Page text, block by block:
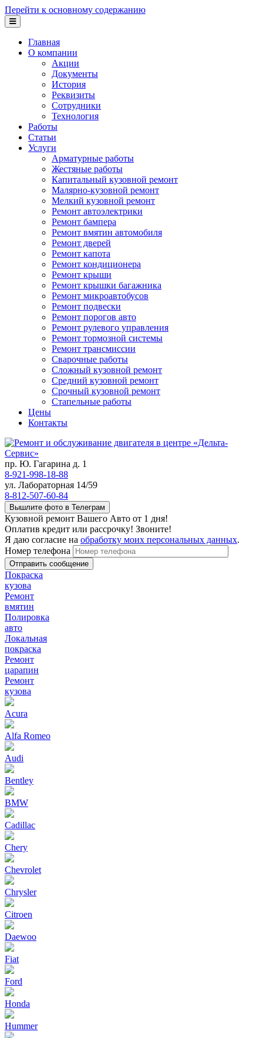
Перейти к основному содержанию
Главная
О компании
Акции
Документы
История
Реквизиты
Сотрудники
Технология
Работы
Статьи
Услуги
Арматурные работы
Жестяные работы
Капитальный кузовной ремонт
Малярно-кузовной ремонт
Мелкий кузовной ремонт
Ремонт автоэлектрики
Ремонт бампера
Ремонт вмятин автомобиля
Ремонт дверей
Ремонт капота
Ремонт кондиционера
Ремонт крыши
Ремонт крышки багажника
Ремонт микроавтобусов
Ремонт подвески
Ремонт порогов авто
Ремонт рулевого управления
Ремонт тормозной системы
Ремонт трансмиссии
Сварочные работы
Сложный кузовной ремонт
Средний кузовной ремонт
Срочный кузовной ремонт
Стапельные работы
Цены
Контакты
пр. Ю. Гагарина д. 1
8-921-998-18-88
ул. Лабораторная 14/59
8-812-507-60-84
Вышлите фото в Телеграм
Кузовной ремонт Вашего Авто от 1 дня!
Оплатив кредит или рассрочку! Звоните!
Я даю согласие на обработку моих персональных данных.
Номер телефона
Покраска
кузова
Ремонт
вмятин
Полировка
авто
Локальная
покраска
Ремонт
царапин
Ремонт
кузова
Acura
Alfa Romeo
Audi
Bentley
BMW
Cadillac
Chery
Chevrolet
Chrysler
Citroen
Daewoo
Fiat
Ford
Honda
Hummer